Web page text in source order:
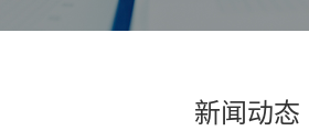
新闻动态